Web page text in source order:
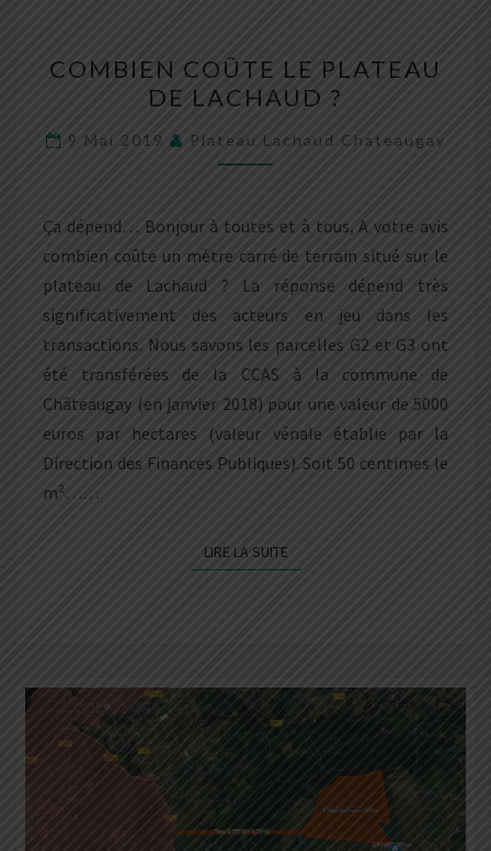
COÛTE
LE
PLATEAU
DE
?
COMBIEN COÛTE LE PLATEAU
DE LACHAUD ?
9 Mai 2019 Plateau Lachaud Chateaugay
Ça dépend… Bonjour à toutes et à tous, A votre avis
combien coûte un mètre carré de terrain situé sur le
plateau de Lachaud ? La réponse dépend très
significativement des acteurs en jeu dans les
transactions. Nous savons les parcelles G2 et G3 ont
été transférées de la CCAS à la commune de
Châteaugay (en janvier 2018) pour une valeur de 5000
euros par hectares (valeur vénale établie par la
Direction des Finances Publiques). Soit 50 centimes le
m²……
LIRE LA SUITELIRE LA SUITE